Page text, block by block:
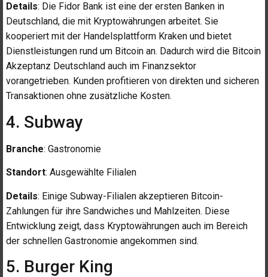
Details: Die Fidor Bank ist eine der ersten Banken in
Deutschland, die mit Kryptowährungen arbeitet. Sie
kooperiert mit der Handelsplattform Kraken und bietet
Dienstleistungen rund um Bitcoin an. Dadurch wird die Bitcoin
Akzeptanz Deutschland auch im Finanzsektor
vorangetrieben. Kunden profitieren von direkten und sicheren
Transaktionen ohne zusätzliche Kosten.
4. Subway
Branche: Gastronomie
Standort: Ausgewählte Filialen
Details: Einige Subway-Filialen akzeptieren Bitcoin-
Zahlungen für ihre Sandwiches und Mahlzeiten. Diese
Entwicklung zeigt, dass Kryptowährungen auch im Bereich
der schnellen Gastronomie angekommen sind.
5. Burger King